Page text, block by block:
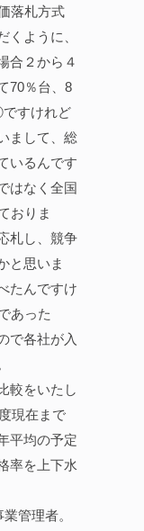
落札方式
くように、
合２から４
70％台、8
すけれど
まして、総
いるんです
はなく全国
おりま
札し、競争
と思いま
たんですけ
あった
で各社が入
較をいたし
現在まで
平均の予定
率を上下水
管理者。